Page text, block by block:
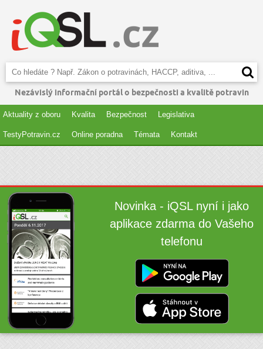
Nezávislý informační portál o bezpečnosti a kvalitě potravin
Aktuality z oboru Kvalita Bezpečnost Legislativa
TestyPotravin.cz Online poradna Témata Kontakt
Novinka - iQSL nyní i jako
aplikace zdarma do Vašeho
telefonu